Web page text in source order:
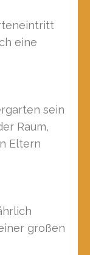
eine
sein
Raum,
Eltern
großen